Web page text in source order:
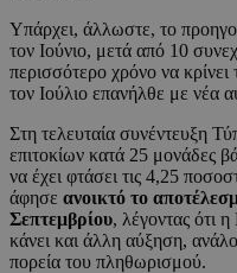
Υπάρχει, άλλωστε, το
τον Ιούνιο, μετά από 10
περισσότερο χρόνο να
τον Ιούλιο επανήλθε με νέα
Στη τελευταία συνέντευξη
επιτοκίων κατά 25 μονάδες
να έχει φτάσει τις 4,25
άφησε ανοικτό το
Σεπτεμβρίου, λέγοντας ότι
κάνει και άλλη αύξηση,
πορεία του πληθωρισμού.